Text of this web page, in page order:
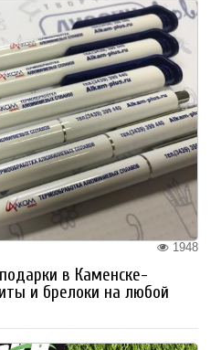
1948
в Каменске-
и брелоки на любой